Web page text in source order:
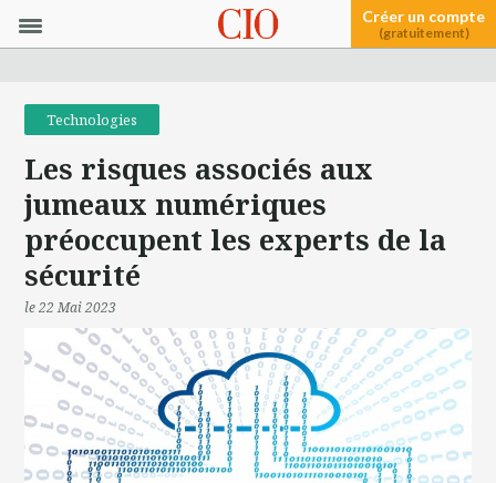
Créer un compte
(gratuitement)
Technologies
Les risques associés aux
jumeaux numériques
préoccupent les experts de la
sécurité
le 22 Mai 2023